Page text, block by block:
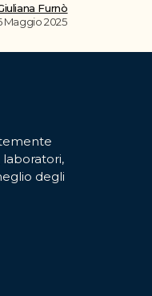
Furnò
Maggio 2025
degli